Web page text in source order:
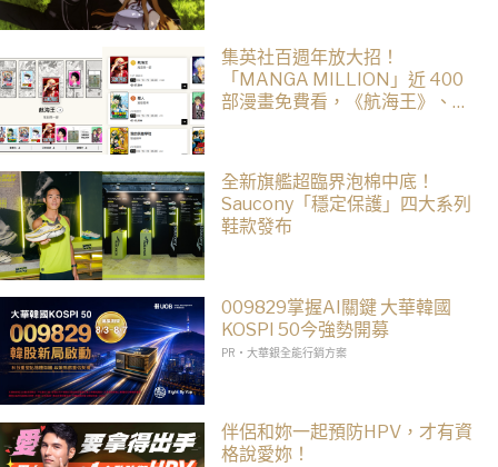
集英社百週年放大招！
「MANGA MILLION」近 400
部漫畫免費看，《航海王》、
全新旗艦超臨界泡棉中底！
Saucony「穩定保護」四大系列
鞋款發布
009829掌握AI關鍵 大華韓國
KOSPI 50今強勢開募
PR・大華銀全能行銷方案
伴侶和妳一起預防HPV，才有資
格說愛妳！